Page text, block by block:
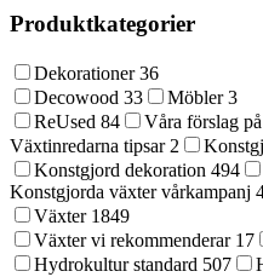
Produktkategorier
Dekorationer36
Decowood 33 Möbler3
ReUsed 84 Våra förslag
Växtinredarna tipsar 2
Konstgjord dekoration 494
Konstgjorda växter vårkampanj
Växter 1849
Växter vi rekommenderar 17
Hydrokultur standard 507